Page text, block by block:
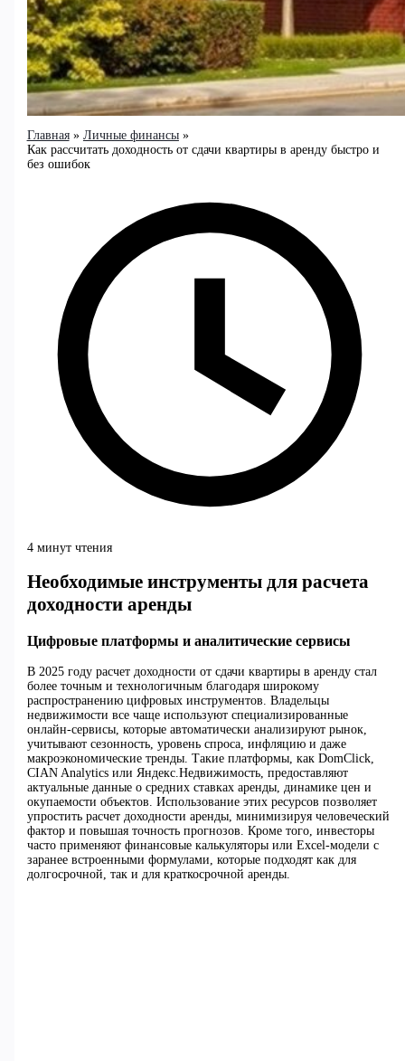
Главная
Личные финансы
Как рассчитать доходность от сдачи квартиры в аренду быстро и
без ошибок
4 минут чтения
Необходимые инструменты для расчета
доходности аренды
Цифровые платформы и аналитические сервисы
В 2025 году расчет доходности от сдачи квартиры в аренду стал
более точным и технологичным благодаря широкому
распространению цифровых инструментов. Владельцы
недвижимости все чаще используют специализированные
онлайн-сервисы, которые автоматически анализируют рынок,
учитывают сезонность, уровень спроса, инфляцию и даже
макроэкономические тренды. Такие платформы, как DomClick,
CIAN Analytics или Яндекс.Недвижимость, предоставляют
актуальные данные о средних ставках аренды, динамике цен и
окупаемости объектов. Использование этих ресурсов позволяет
упростить расчет доходности аренды, минимизируя человеческий
фактор и повышая точность прогнозов. Кроме того, инвесторы
часто применяют финансовые калькуляторы или Excel-модели с
заранее встроенными формулами, которые подходят как для
долгосрочной, так и для краткосрочной аренды.